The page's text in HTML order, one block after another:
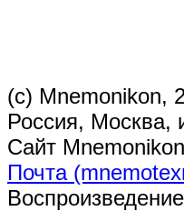
(c) Mnemonikon,
Россия, Москва,
Сайт Mnemonikon
Почта